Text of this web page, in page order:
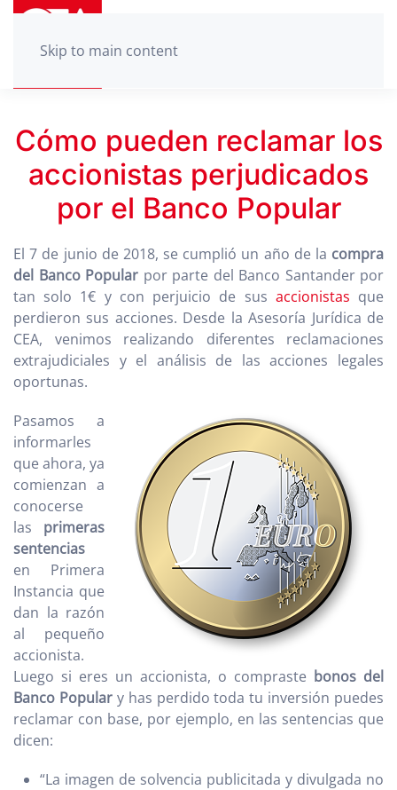
Skip to main content
Cómo pueden reclamar los
accionistas perjudicados
por el Banco Popular
El 7 de junio de 2018, se cumplió un año de la compra
del Banco Popular por parte del Banco Santander por
tan solo 1€ y con perjuicio de sus accionistas que
perdieron sus acciones. Desde la Asesoría Jurídica de
CEA, venimos realizando diferentes reclamaciones
extrajudiciales y el análisis de las acciones legales
oportunas.
Pasamos a
informarles
que ahora, ya
comienzan a
conocerse
las primeras
sentencias
en Primera
Instancia que
dan la razón
al pequeño
accionista.
Luego si eres un accionista, o compraste bonos del
Banco Populary has perdido toda tu inversión puedes
reclamar con base, por ejemplo, en las sentencias que
dicen:
“La imagen de solvencia publicitada y divulgada no